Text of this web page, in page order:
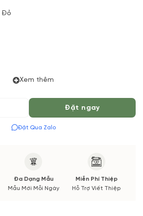
Đỏ
vụ đặt hoa online Vườn Hoa Tươi
giao sẽ được thông báo đến Quý khách
cắm hay bó.
Xem thêm
Đặt ngay
Đặt Qua Zalo
Đa Dạng Mẫu
Mẫu Mới Mỗi Ngày
Miễn Phí Thiệp
Hỗ Trợ Viết Thiệp